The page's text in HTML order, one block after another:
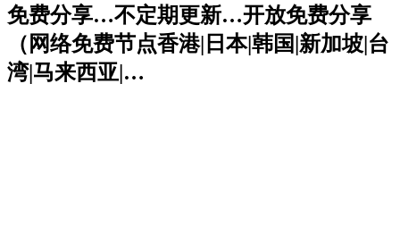
免费分享…不定期更新…开放免费分享
（网络免费节点香港|日本|韩国|新加坡|台
湾|马来西亚|…